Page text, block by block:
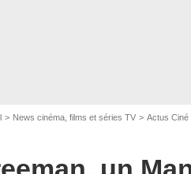
News cinéma, films et séries TV Actus Ciné